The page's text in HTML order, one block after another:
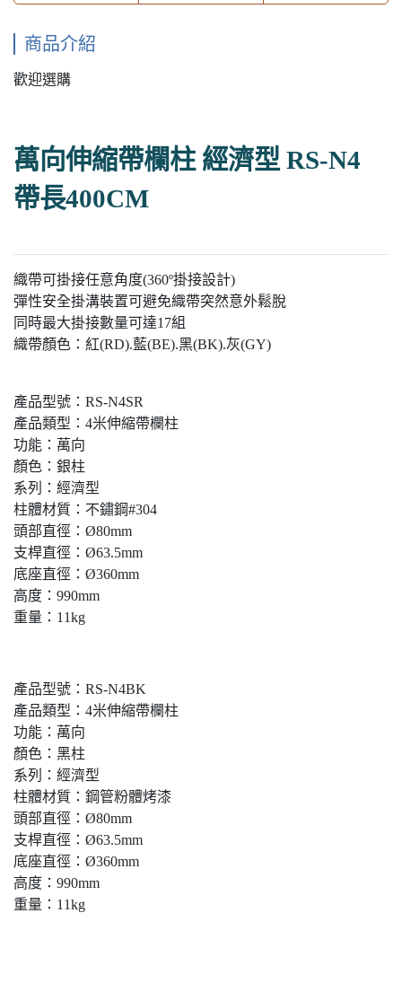
商品介紹
歡迎選購
萬向伸縮帶欄柱 經濟型 RS-N4
帶長400CM
織帶可掛接任意角度(360º掛接設計)
彈性安全掛溝裝置可避免織帶突然意外鬆脫
同時最大掛接數量可達17組
織帶顏色：紅(RD).藍(BE).黑(BK).灰(GY)
產品型號：RS-N4SR
產品類型：4米伸縮帶欄柱
功能：萬向
顏色：銀柱
系列：經濟型
柱體材質：不鏽鋼#304
頭部直徑：Ø80mm
支桿直徑：Ø63.5mm
底座直徑：Ø360mm
高度：990mm
重量：11kg
產品型號：RS-N4BK
產品類型：4米伸縮帶欄柱
功能：萬向
顏色：黑柱
系列：經濟型
柱體材質：鋼管粉體烤漆
頭部直徑：Ø80mm
支桿直徑：Ø63.5mm
底座直徑：Ø360mm
高度：990mm
重量：11kg